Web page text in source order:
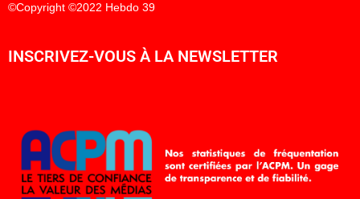
©Copyright ©2022 Hebdo 39
INSCRIVEZ-VOUS À LA NEWSLETTER